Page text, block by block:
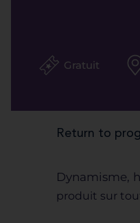
Gratuit
Return to
Dynamisme,
produit sur